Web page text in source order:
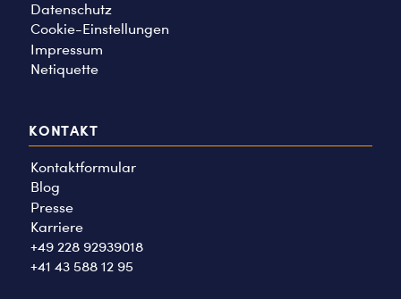
Datenschutz
Cookie-Einstellungen
Impressum
Netiquette
KONTAKT
Kontaktformular
Blog
Presse
Karriere
+49 228 92939018
+41 43 588 12 95